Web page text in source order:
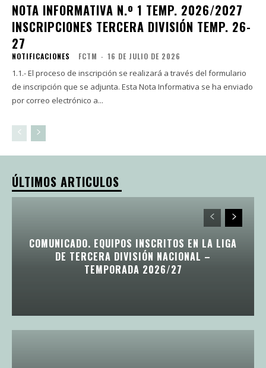
NOTA INFORMATIVA N.º 1 TEMP. 2026/2027
INSCRIPCIONES TERCERA DIVISIÓN TEMP. 26-
27
NOTIFICACIONES FCTM - 16 DE JULIO DE 2026
1.1.- El proceso de inscripción se realizará a través del formulario
de inscripción que se adjunta. Esta Nota Informativa se ha enviado
por correo electrónico a...
ÚLTIMOS ARTICULOS
COMUNICADO. EQUIPOS INSCRITOS EN LA LIGA
DE TERCERA DIVISIÓN NACIONAL –
TEMPORADA 2026/27